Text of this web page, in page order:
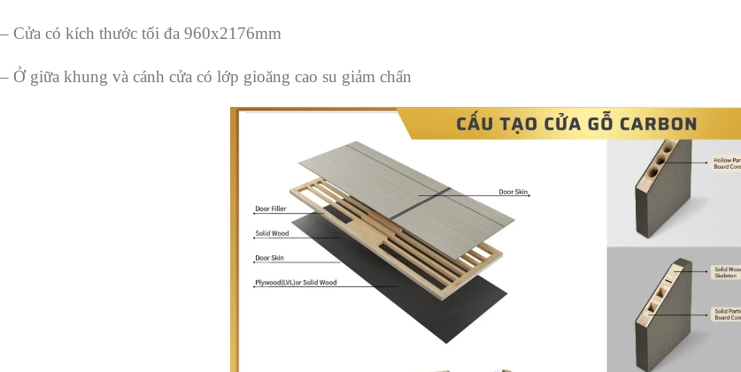
– Cửa có kích thước tối đa 960x2176mm
– Ở giữa khung và cánh cửa có lớp gioăng cao su giảm chấn